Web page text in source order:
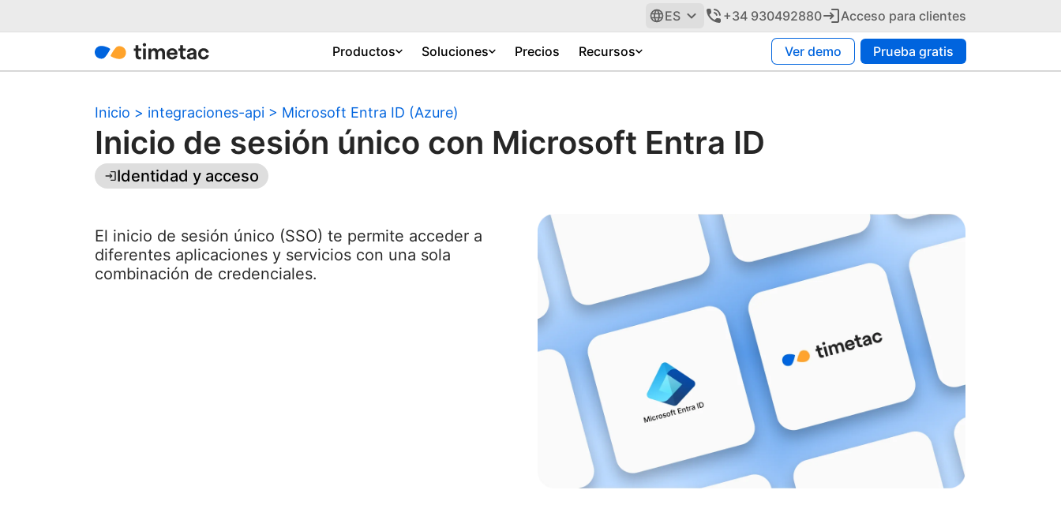
ES +34 930492880 Acceso para clientes
Productos Soluciones Precios Recursos Ver demo Prueba gratis
Inicio > integraciones-api > Microsoft Entra ID (Azure)
Inicio de sesión único con Microsoft Entra ID
Identidad y acceso
El inicio de sesión único (SSO) te permite acceder a
diferentes aplicaciones y servicios con una sola
combinación de credenciales.